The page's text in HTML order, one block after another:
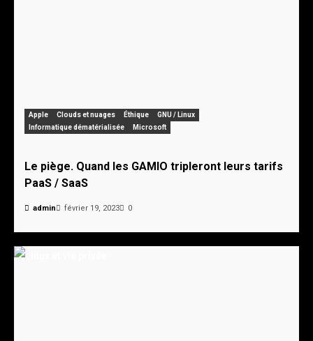
Apple Clouds et nuages Éthique
GNU / Linux
Informatique dématérialisée
Microsoft
Le piège. Quand les GAMIO tripleront leurs tarifs
PaaS / SaaS
admin février 19, 2023 0